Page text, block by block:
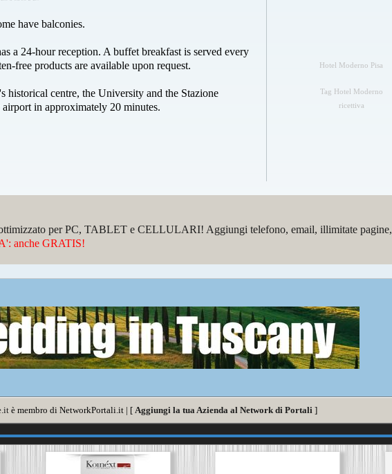
have balconies.
a 24-hour reception. A buffet breakfast is served every
free products are available upon request.
historical centre, the University and the Stazione
in approximately 20 minutes.
Hotel Moderno Pisa
Tag Hotel Moderno
ricettiva
per PC, TABLET e CELLULARI! Aggiungi telefono, email, illimitate pagine,
anche GRATIS!
è membro di NetworkPortali.it | [ Aggiungi la tua Azienda al Network di Portali ]